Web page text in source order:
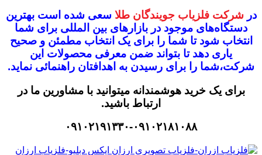
در شرکت فلزیاب جویندگان طلا سعی شده است بهترین
دستگاه‌های موجود در بازار‌های بین المللی برای شما
انتخاب شودتا شما را برای یک انتخاب مطمئن و صحیح
یاری دهد تا بتواند ضمن معرفی محصولات این
شرکت،شما را برای رسیدن به اهدافتان راهنمائی نماید.
برای یک خرید هوشمندانه میتوانید با مشاورین ما در
ارتباط باشید.
۰۹۱۰۲۱۹۱۳۳۰-۰۹۱۰۲۱۸۱۰۸۸